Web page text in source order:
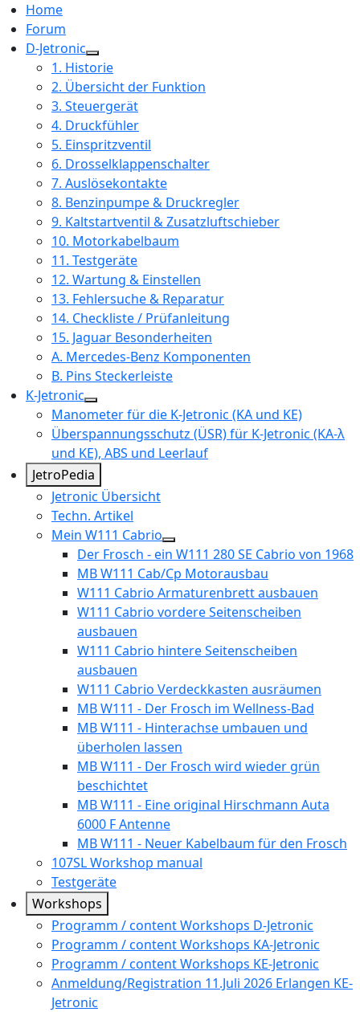
Home
Forum
D-Jetronic
1. Historie
2. Übersicht der Funktion
3. Steuergerät
4. Druckfühler
5. Einspritzventil
6. Drosselklappenschalter
7. Auslösekontakte
8. Benzinpumpe & Druckregler
9. Kaltstartventil & Zusatzluftschieber
10. Motorkabelbaum
11. Testgeräte
12. Wartung & Einstellen
13. Fehlersuche & Reparatur
14. Checkliste / Prüfanleitung
15. Jaguar Besonderheiten
A. Mercedes-Benz Komponenten
B. Pins Steckerleiste
K-Jetronic
Manometer für die K-Jetronic (KA und KE)
Überspannungsschutz (ÜSR) für K-Jetronic (KA-λ
und KE), ABS und Leerlauf
JetroPedia
Jetronic Übersicht
Techn. Artikel
Mein W111 Cabrio
Der Frosch - ein W111 280 SE Cabrio von 1968
MB W111 Cab/Cp Motorausbau
W111 Cabrio Armaturenbrett ausbauen
W111 Cabrio vordere Seitenscheiben
ausbauen
W111 Cabrio hintere Seitenscheiben
ausbauen
W111 Cabrio Verdeckkasten ausräumen
MB W111 - Der Frosch im Wellness-Bad
MB W111 - Hinterachse umbauen und
überholen lassen
MB W111 - Der Frosch wird wieder grün
beschichtet
MB W111 - Eine original Hirschmann Auta
6000 F Antenne
MB W111 - Neuer Kabelbaum für den Frosch
107SL Workshop manual
Testgeräte
Workshops
Programm / content Workshops D-Jetronic
Programm / content Workshops KA-Jetronic
Programm / content Workshops KE-Jetronic
Anmeldung/Registration 11.Juli 2026 Erlangen KE-
Jetronic